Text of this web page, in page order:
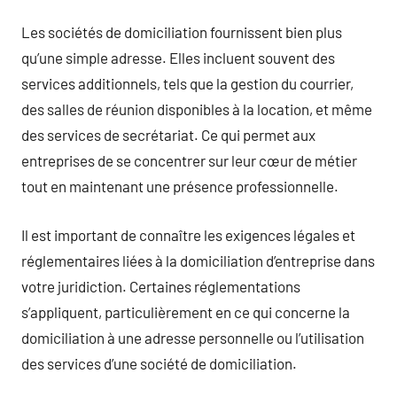
Les sociétés de domiciliation fournissent bien plus
qu’une simple adresse. Elles incluent souvent des
services additionnels, tels que la gestion du courrier,
des salles de réunion disponibles à la location, et même
des services de secrétariat. Ce qui permet aux
entreprises de se concentrer sur leur cœur de métier
tout en maintenant une présence professionnelle.
Il est important de connaître les exigences légales et
réglementaires liées à la domiciliation d’entreprise dans
votre juridiction. Certaines réglementations
s’appliquent, particulièrement en ce qui concerne la
domiciliation à une adresse personnelle ou l’utilisation
des services d’une société de domiciliation.